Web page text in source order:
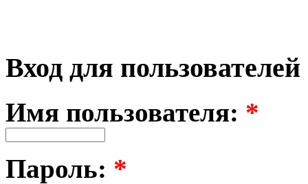
Вход для пользователей
Имя пользователя: *
Пароль: *